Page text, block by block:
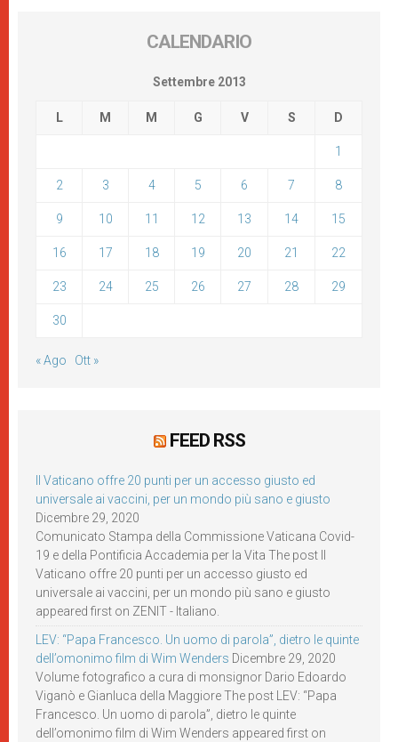
CALENDARIO
Settembre 2013
L M M G V S D
1
2 3 4 5 6 7 8
9 10 11 12 13 14 15
16 17 18 19 20 21 22
23 24 25 26 27 28 29
30
« Ago Ott »
FEED RSS
Il Vaticano offre 20 punti per un accesso giusto ed
universale ai vaccini, per un mondo più sano e giusto
Dicembre 29, 2020
Comunicato Stampa della Commissione Vaticana Covid-
19 e della Pontificia Accademia per la Vita The post Il
Vaticano offre 20 punti per un accesso giusto ed
universale ai vaccini, per un mondo più sano e giusto
appeared first on ZENIT - Italiano.
LEV: “Papa Francesco. Un uomo di parola”, dietro le quinte
dell’omonimo film di Wim Wenders Dicembre 29, 2020
Volume fotografico a cura di monsignor Dario Edoardo
Viganò e Gianluca della Maggiore The post LEV: “Papa
Francesco. Un uomo di parola”, dietro le quinte
dell’omonimo film di Wim Wenders appeared first on